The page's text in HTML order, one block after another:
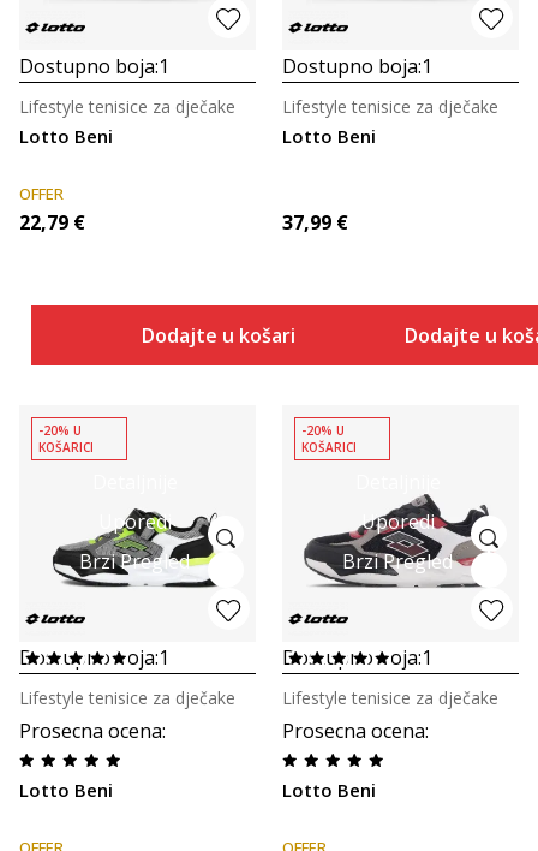
Dostupno boja:1
Lotto Beni
Lifestyle tenisice za dječake
OFFER
22,79 €
Dodajte u košaricu
Dostupno boja:1
Lotto Beni
Lifestyle tenisice za dječake
37,99 €
Dodajte u
Uporedi
Brzi Pregled
-20% U
KOŠARICI
Dostupno boja:1
Prosecna ocena:
Lotto Beni
Lifestyle tenisice za dječake
Uporedi
Brzi Pregled
-20% U
KOŠARICI
Dostupno boja:1
Prosecna ocena:
Lotto Beni
Lifestyle tenisice za dječake